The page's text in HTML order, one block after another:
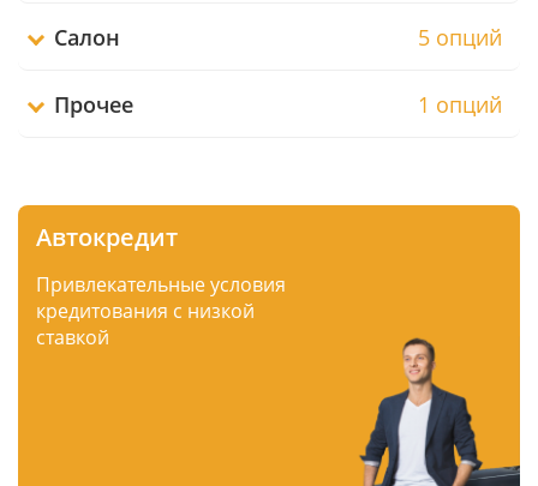
Салон 5 опций
Прочее 1 опций
Автокредит
Привлекательные условия
кредитования с низкой
ставкой